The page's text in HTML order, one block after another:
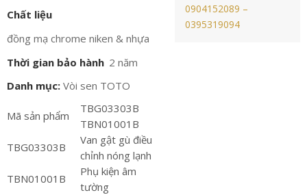
Chất liệu
đồng mạ chrome niken & nhựa
Thời gian bảo hành 2 năm
Danh mục: Vòi sen TOTO
Mã sản phẩm
TBG03303B
TBN01001B
TBG03303B
Van gật gù điều
chỉnh nóng lạnh
TBN01001B
Phụ kiện âm
tường
0904152089 –
0395319094